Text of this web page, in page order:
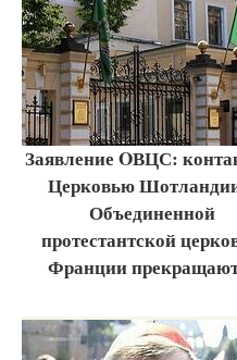
Заявление OВЦС:
Церковью
Объединенной
протестантской
Франции